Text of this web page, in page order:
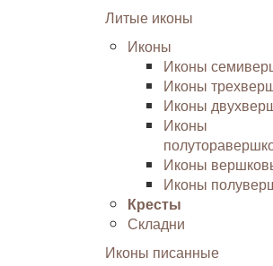
Литые иконы
Иконы
Иконы
Иконы
Иконы
Иконы
Иконы
Иконы
Кресты
Складни
Иконы писанные